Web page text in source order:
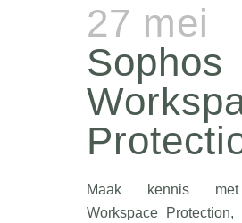
27 mei
Sophos
Maak kennis
Workspace